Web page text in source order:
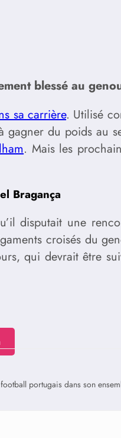
blessé au
sa carrière. Utilisé
gagner du poids au
. Mais les
Bragança
disputait une
croisés du
qui devrait être
portugais dans son